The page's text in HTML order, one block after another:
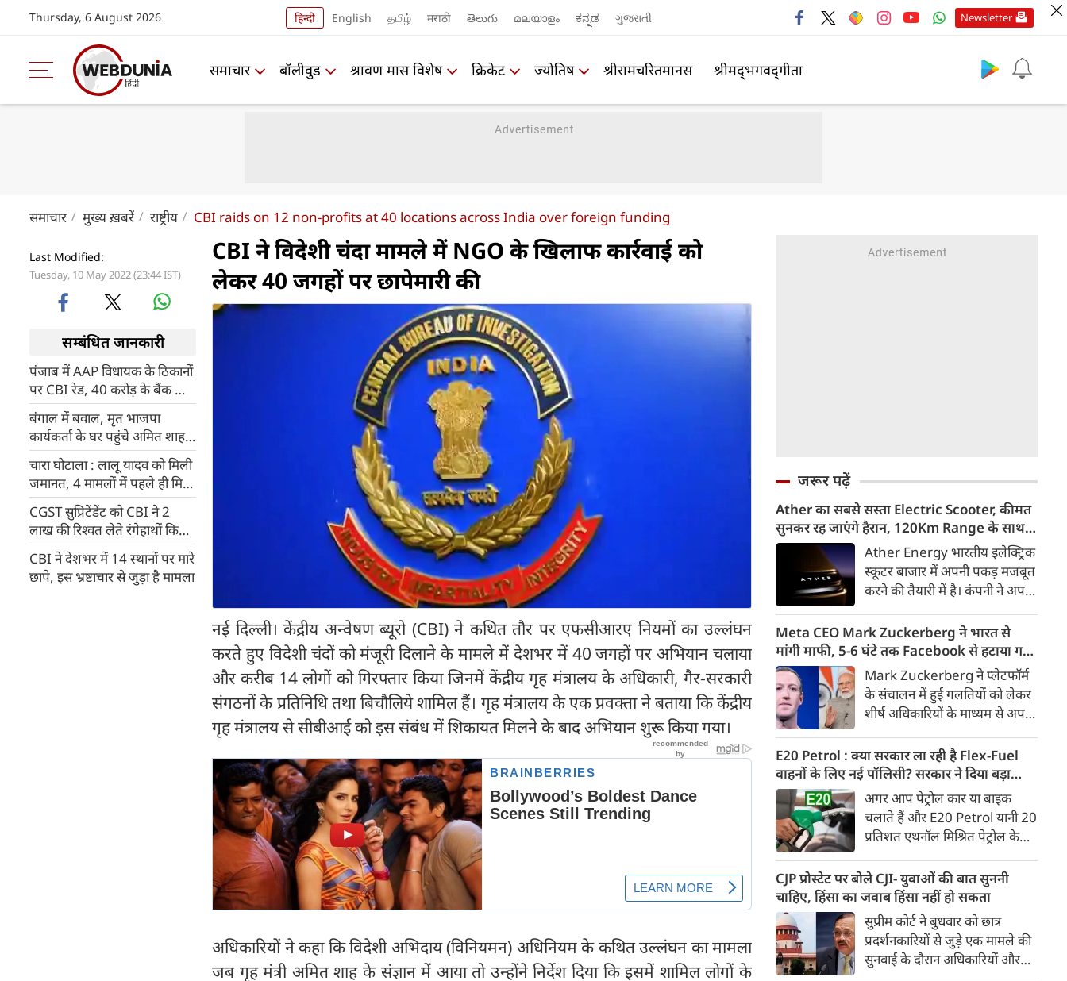
Thursday, 6 August 2026 हिन्दी English தமிழ் मराठी తెలుగు മലയാളം ಕನ್ನಡ ગુજરાતી Newsletter
समाचार बॉलीवुड श्रावण मास विशेष क्रिकेट ज्योतिष श्रीरामचरितमानस श्रीमद्‍भगवद्‍गीता
समाचार मुख्य ख़बरें राष्ट्रीय CBI raids on 12 non-profits at 40 locations across India over foreign funding
Last Modified:
Tuesday, 10 May 2022 (23:44 IST)
सम्बंधित जानकारी
पंजाब में AAP विधायक के ठिकानों
पर CBI रेड, 40 करोड़ के बैंक फ्रॉड
का मामला
बंगाल में बवाल, मृत भाजपा
कार्यकर्ता के घर पहुंचे अमित शाह,
कहा- सीबीआई करे घटना की जांच
चारा घोटाला : लालू यादव को मिली
जमानत, 4 मामलों में पहले ही मिल
चुकी राहत
CGST सुप्रिटेंडेंट को CBI ने 2
लाख की रिश्वत लेते रंगेहाथों किया
गिरफ्तार
CBI ने देशभर में 14 स्थानों पर मारे
छापे, इस भ्रष्टाचार से जुड़ा है मामला
CBI ने विदेशी चंदा मामले में NGO के खिलाफ कार्रवाई को
लेकर 40 जगहों पर छापेमारी की
नई दिल्ली। केंद्रीय अन्वेषण ब्यूरो (CBI) ने कथित तौर पर एफसीआरए नियमों का उल्लंघन
करते हुए विदेशी चंदों को मंजूरी दिलाने के मामले में देशभर में 40 जगहों पर अभियान चलाया
और करीब 14 लोगों को गिरफ्तार किया जिनमें केंद्रीय गृह मंत्रालय के अधिकारी, गैर-सरकारी
संगठनों के प्रतिनिधि तथा बिचौलिये शामिल हैं। गृह मंत्रालय के एक प्रवक्ता ने बताया कि केंद्रीय
गृह मंत्रालय से सीबीआई को इस संबंध में शिकायत मिलने के बाद अभियान शुरू किया गया।
अधिकारियों ने कहा कि विदेशी अभिदाय (विनियमन) अधिनियम के कथित उल्लंघन का मामला
जब गृह मंत्री अमित शाह के संज्ञान में आया तो उन्होंने निर्देश दिया कि इसमें शामिल लोगों के
जरूर पढ़ें
Ather का सबसे सस्ता Electric Scooter, कीमत
सुनकर रह जाएंगे हैरान, 120Km Range के साथ
आएगा Konarc Ather Energy भारतीय इलेक्ट्रिक
स्कूटर बाजार में अपनी पकड़ मजबूत
करने की तैयारी में है। कंपनी ने अपने
इलेक्ट्रिक स्कूटर का पहला वीडियो
टीजर जारी कर दिया है। इस नए
इलेक्ट्रिक स्कूटर का नाम Ather
Konarc बताया गया है। कंपनी इसे
29 अगस्त 2026 को होने वाले
Ather Annual Community
Day के दौरान भारतीय बाजार में पेश
करेगी।
Meta CEO Mark Zuckerberg ने भारत से
मांगी माफी, 5-6 घंटे तक Facebook से हटाया गया
था PM Modi का वीडियोMark Zuckerberg ने प्लेटफॉर्म
के संचालन में हुई गलतियों को लेकर
शीर्ष अधिकारियों के माध्यम से अपनी
बैठक के दौरान Meta ने यह भी
स्वीकार किया कि कुछ खास तरह के
कंटेंट को ज्यादा लोगों तक पहुंचाने के
लिए बड़ी रकम का भुगतान किया
गया था। सूत्र के मुताबिक, Meta ने
गलती स्वीकार करते हुए माफी मांगी
और इस पर अफसोस जताया।
E20 Petrol : क्या सरकार ला रही है Flex-Fuel
वाहनों के लिए नई पॉलिसी? सरकार ने दिया बड़ा
अपडेट
अगर आप पेट्रोल कार या बाइक
चलाते हैं और E20 Petrol यानी 20
प्रतिशत एथनॉल मिश्रित पेट्रोल के
आपके लिए बड़ी खबर है। भारी
उद्योग मंत्रालय ने स्पष्ट किया है कि
20 प्रतिशत से अधिक एथनॉल
मिश्रित ईंधन पर चलने वाले Flex-
Fuel वाहनों को बढ़ावा देने के लिए
सरकार ने अलग से कोई राष्ट्रीय नीति
CJP प्रोस्टेट पर बोले CJI- युवाओं की बात सुननी
चाहिए, हिंसा का जवाब हिंसा नहीं हो सकता
सुप्रीम कोर्ट ने बुधवार को छात्र
प्रदर्शनकारियों से जुड़े एक मामले की
सुनवाई के दौरान अधिकारियों और